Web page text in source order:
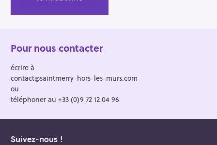
Pour nous contacter
écrire à
contact@saintmerry-hors-les-murs.com
ou
téléphoner au +33 (0)9 72 12 04 96
Suivez-nous !